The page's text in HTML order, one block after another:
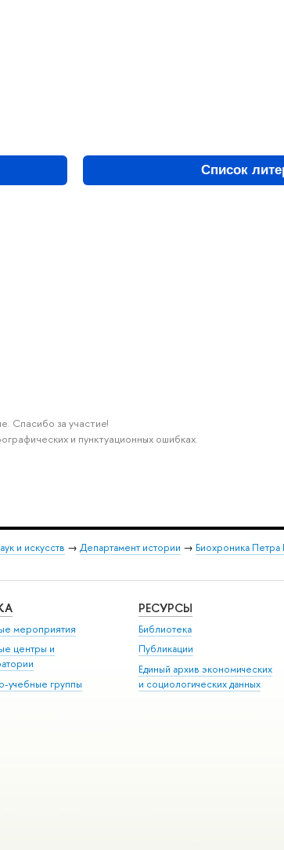
Список
Спасибо за участие!
и пунктуационных ошибках.
и искусств → Департамент истории → Биохроника
мероприятия
центры и
учебные группы
РЕСУРСЫ
Библиотека
Публикации
Единый архив экономических
и социологических данных